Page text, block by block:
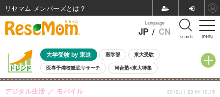
menu
Language
JP / CN search
大学受験 by 東進 医学部 東大受験
医専予備校徹底リサーチ 河合塾×東大特集
親子で考える大学選び 高校受験 中学受験 小学校受験
共通テスト 夏休み 8月開催学校説明会・相談会
デジタル生活 モバイル 2012.11.23 Fri 10:15
リセマム メンバーズ